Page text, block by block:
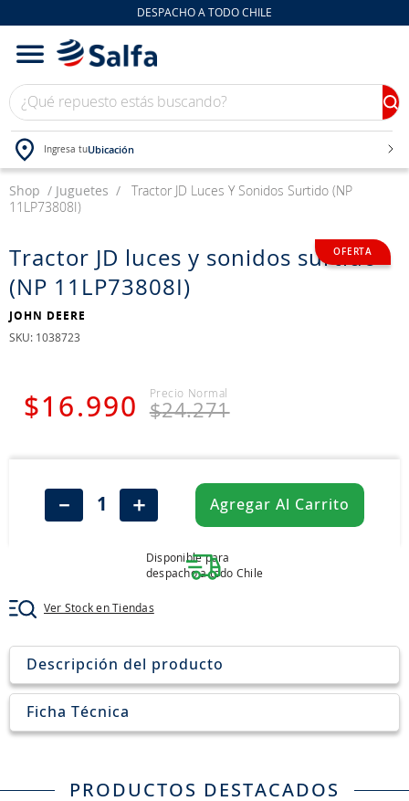
DESPACHO A TODO CHILE
¿Qué repuesto estás buscando?
Ingresa tuUbicación
Shop Juguetes
Tractor JD Luces Y Sonidos Surtido (NP
11LP73808I)
Tractor JD luces y sonidos surtido
(NP 11LP73808I)
JOHN DEERE
: 1038723
$16 .990 $24.271
＋
－ Agregar Al Carrito
Disponible para
despacho a todo Chile
Ver Stock en Tiendas
Descripción del producto
Ficha Técnica
PRODUCTOS DESTACADOS
TÉRMINOS MÁS BUSCADOS
2.
neumáticos
3
westlake
4.
yokohama
7.
jockey
john deere